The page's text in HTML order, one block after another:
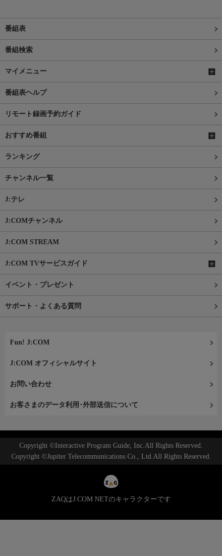
番組表
番組検索
マイメニュー
番組表ヘルプ
リモート録画予約ガイド
おすすめ番組
ランキング
チャンネル一覧
J:テレ
J:COMチャンネル
J:COM STREAM
J:COM TVサービスガイド
イベント・プレゼント
サポート・よくある質問
Fun! J:COM
J:COM オフィシャルサイト
お問い合わせ
お客さまのデータ利用･外部送信について
Copyright ©Interactive Program Guide, Inc.All Rights Reserved.
Copyright ©Jupiter Telecommunications Co., Ltd.All Rights Reserved.
ZAQはJ:COM NETのキャラクターです